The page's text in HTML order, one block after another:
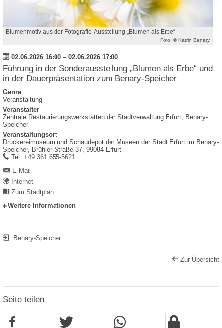
Blumenmotiv aus der Fotografie-Ausstellung „Blumen als Erbe“
Foto: © Katrin Benary
02.06.2026 16:00 – 02.06.2026 17:00
Führung in der Sonderausstellung „Blumen als Erbe“ und
in der Dauerpräsentation zum Benary-Speicher
Genre
Veranstaltung
Veranstalter
Zentrale Restaurierungswerkstätten der Stadtverwaltung Erfurt, Benary-
Speicher
Veranstaltungsort
Druckereimuseum und Schaudepot der Museen der Stadt Erfurt im Benary-
Speicher, Brühler Straße 37, 99084 Erfurt
work
Tel. +49 361 655-5621
E-Mail
Internet
Zum Stadtplan
Weitere Informationen
Benary-Speicher
Zur Übersicht
Seite teilen